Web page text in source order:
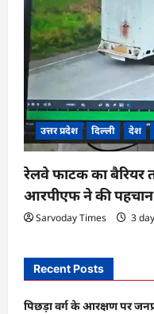
उत्तर प्रदेश दिल्ली देश
रेलवे फाटक का बैरियर
आरपीएफ ने की पहचान
Sarvoday Times 3
Recent Posts
पिछड़ा वर्ग के आरक्षण पर